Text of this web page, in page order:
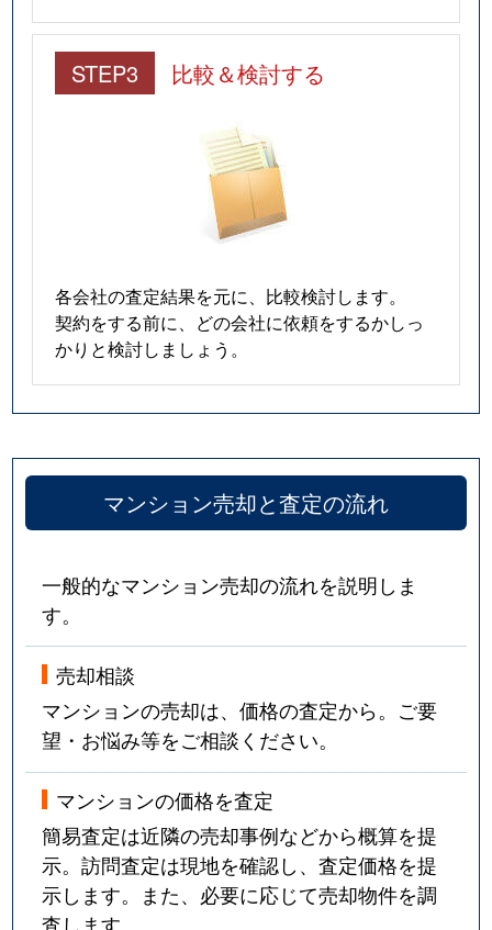
STEP3 比較＆検討する
各会社の査定結果を元に、比較検討します。
契約をする前に、どの会社に依頼をするかしっ
かりと検討しましょう。
マンション売却と査定の流れ
一般的なマンション売却の流れを説明しま
す。
売却相談
マンションの売却は、価格の査定から。ご要
望・お悩み等をご相談ください。
マンションの価格を査定
簡易査定は近隣の売却事例などから概算を提
示。訪問査定は現地を確認し、査定価格を提
示します。また、必要に応じて売却物件を調
査します。